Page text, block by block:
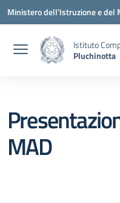
Vai ai contenuti
Vai al menu di navigazione
Vai al footer
Ministero dell'Istruzione e del
Istituto
Pluchinotta
MAD